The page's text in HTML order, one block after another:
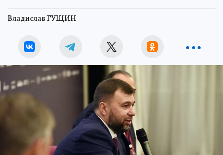
Владислав ГУЩИН